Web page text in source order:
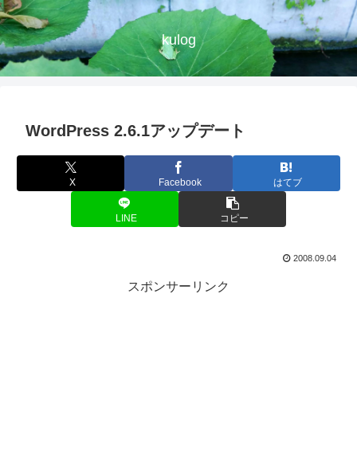
kulog
WordPress 2.6.1アップデート
X Facebook はてブ
LINE コピー
2008.09.04
スポンサーリンク